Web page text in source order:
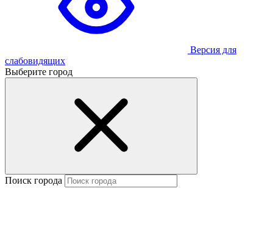
Версия для
слабовидящих
Выберите город
Поиск города